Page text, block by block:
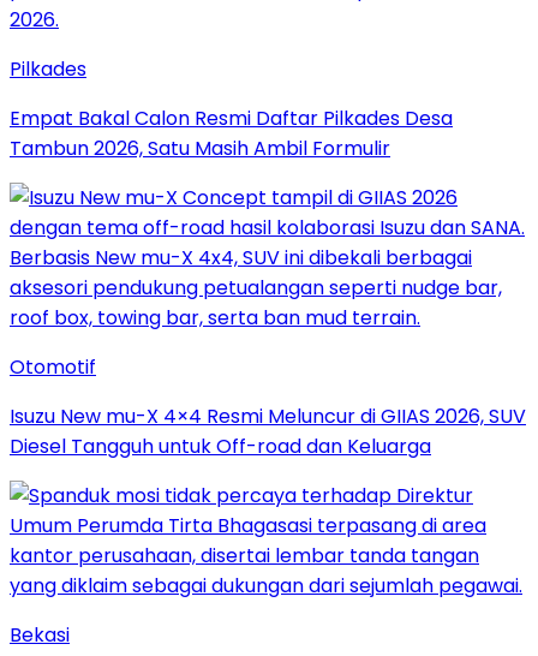
Pilkades
Empat Bakal Calon Resmi Daftar Pilkades Desa
Tambun 2026, Satu Masih Ambil Formulir
Otomotif
Isuzu New mu-X 4×4 Resmi Meluncur di GIIAS 2026, SUV
Diesel Tangguh untuk Off-road dan Keluarga
Bekasi